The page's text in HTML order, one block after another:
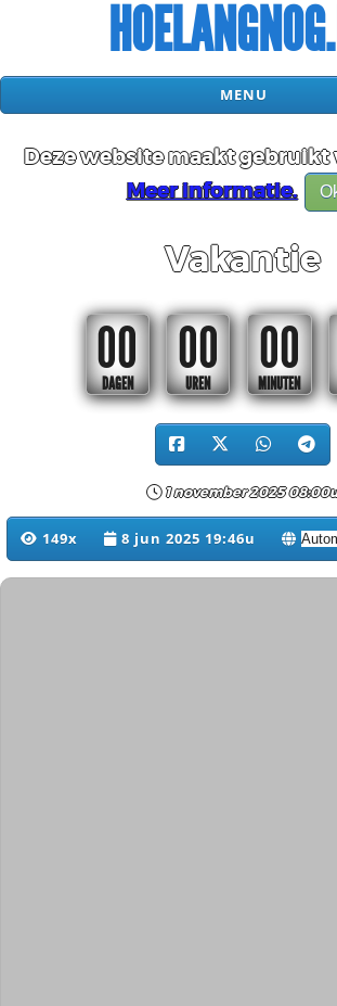
MENU
Deze website maakt gebruikt
Meer informatie.
Vakantie
00
DAGEN
00
UREN
00
MINUTEN
1 november 2025 08:00u
149x 8 jun 2025 19:46u